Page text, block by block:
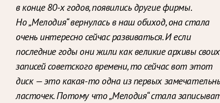
в конце 80-х годов, появились другие фирмы.
Но „Мелодия“ вернулась в наш обиход, она стала
очень интересно сейчас развиваться. И если
последние годы они жили как великие архивы своих
записей советского времени, то сейчас вот этот
диск — это какая-то одна из первых
ласточек. Потому что „Мелодия“ стала